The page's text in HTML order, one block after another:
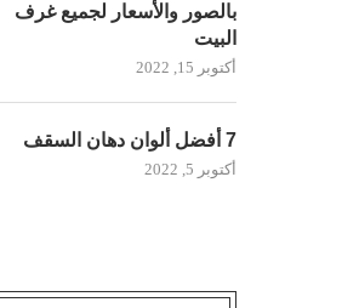
بالصور والأسعار لجميع غرف
البيت
أكتوبر 15, 2022
7 أفضل ألوان دهان السقف
أكتوبر 5, 2022